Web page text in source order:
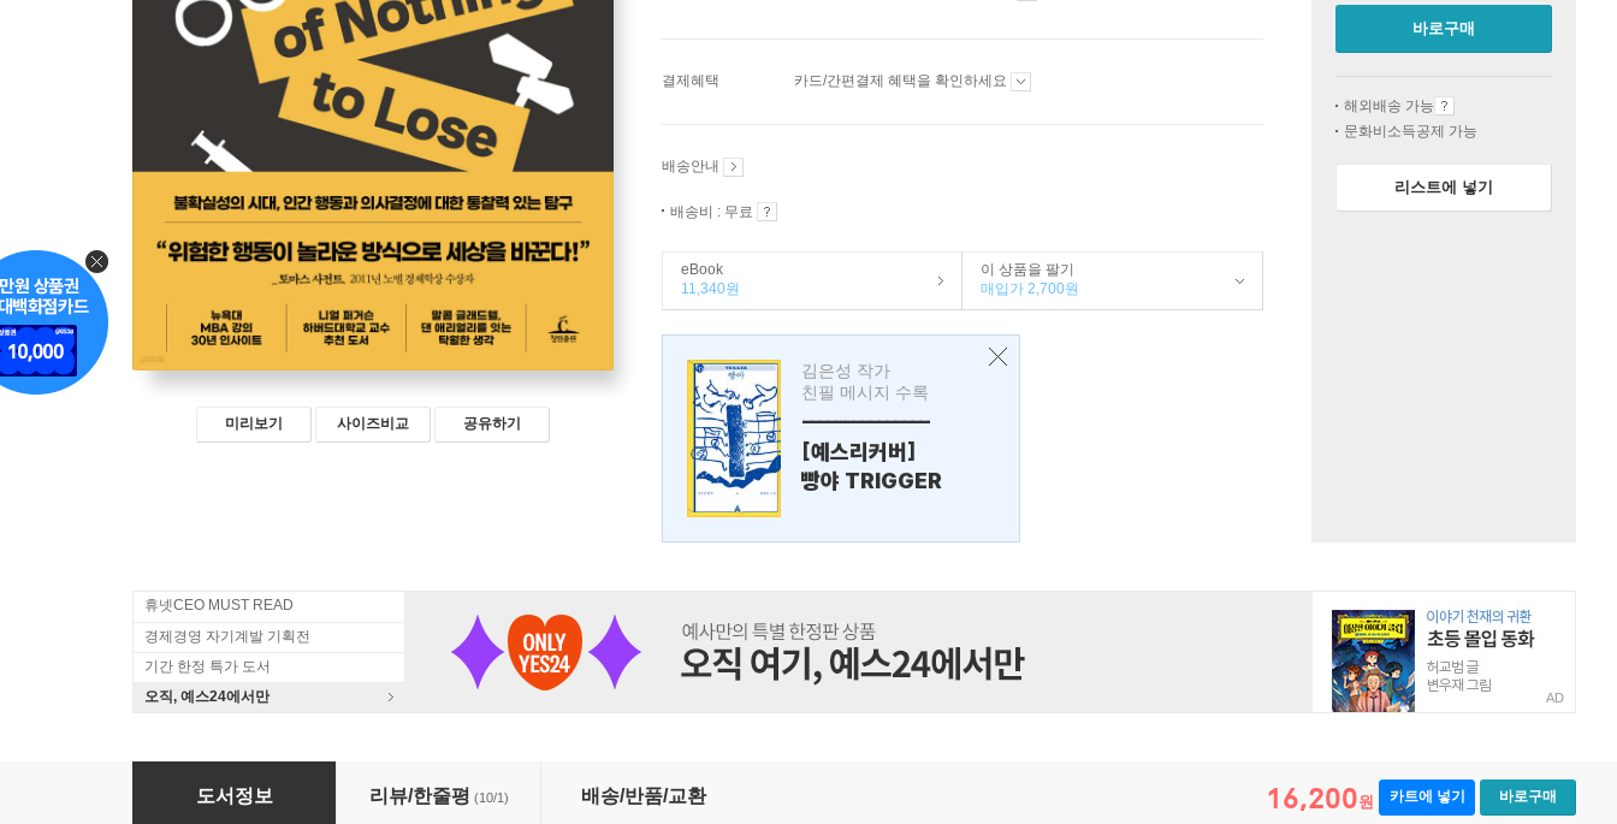
미리보기 사이즈비교 공유하기
결제혜택 카드/간편결제 혜택을 확인하세요
배송안내
배송비 : 무료
eBook
11,340원
이 상품을 팔기
매입가 2,700원
김은성 작가
친필 메시지 수록
---------------
[예스리커버]
빵야 TRIGGER
바로구매
해외배송 가능
문화비소득공제 가능
리스트에 넣기
휴넷CEO MUST READ
경제경영 자기계발 기획전
기간 한정 특가 도서
오직, 예스24에서만
AD
막다른 길의 선택들
도서정보 리뷰/한줄평 (10/1) 배송/반품/교환 16,200원 카트에 넣기 바로구매